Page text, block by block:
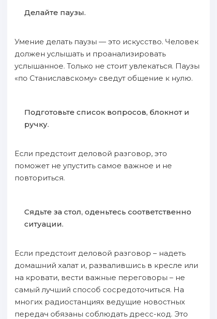
Делайте паузы.
Умение делать паузы — это искусство. Человек
должен услышать и проанализировать
услышанное. Только не стоит увлекаться. Паузы
«по Станиславскому» сведут общение к нулю.
Подготовьте список вопросов, блокнот и
ручку.
Если предстоит деловой разговор, это
поможет не упустить самое важное и не
повториться.
Сядьте за стол, оденьтесь соответственно
ситуации.
Если предстоит деловой разговор – надеть
домашний халат и, развалившись в кресле или
на кровати, вести важные переговоры – не
самый лучший способ сосредоточиться. На
многих радиостанциях ведущие новостных
передач обязаны соблюдать дресс-код. Это